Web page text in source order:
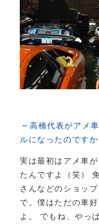
高橋代表がアメ
ルになったのですか
実は最初はアメ車
たんですよ（笑）
さんなどのショッ
で。僕はただの車
よ。 でもね、やっ